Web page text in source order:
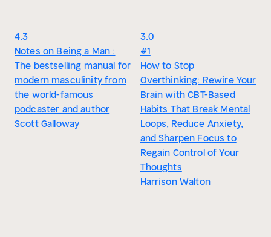
4.3
Notes on Being a Man :
The bestselling manual for
modern masculinity from
the world-famous
podcaster and author
Scott Galloway
3.0
#1
How to Stop
Overthinking: Rewire Your
Brain with CBT-Based
Habits That Break Mental
Loops, Reduce Anxiety,
and Sharpen Focus to
Regain Control of Your
Thoughts
Harrison Walton